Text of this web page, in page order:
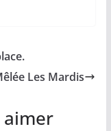
Les Mardis
aimer